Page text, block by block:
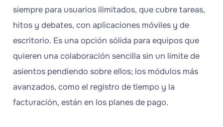
siempre para usuarios ilimitados, que cubre tareas,
hitos y debates, con aplicaciones móviles y de
escritorio. Es una opción sólida para equipos que
quieren una colaboración sencilla sin un límite de
asientos pendiendo sobre ellos; los módulos más
avanzados, como el registro de tiempo y la
facturación, están en los planes de pago.